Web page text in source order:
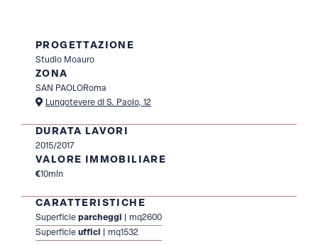
PROGETTAZIONE
Studio Moauro
ZONA
SAN PAOLORoma
Lungotevere di S. Paolo, 12
DURATA LAVORI
2015/2017
VALORE IMMOBILIARE
€10mln
CARATTERISTICHE
Superficie parcheggi | mq2600
Superficie uffici | mq1532